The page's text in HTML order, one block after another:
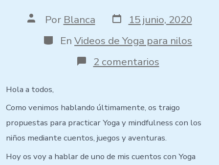
Por Blanca
15 junio, 2020
En Videos de Yoga para nilos
2 comentarios
Hola a todos,
Como venimos hablando últimamente, os traigo
propuestas para practicar Yoga y mindfulness con los
niños mediante cuentos, juegos y aventuras.
Hoy os voy a hablar de uno de mis cuentos con Yoga